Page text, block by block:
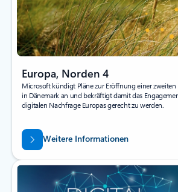
Europa, Norden 4
Microsoft kündigt Pläne zur Eröffnung einer zweiten
in Dänemark an und bekräftigt damit das
digitalen Nachfrage Europas gerecht zu werden.
Weitere Informationen